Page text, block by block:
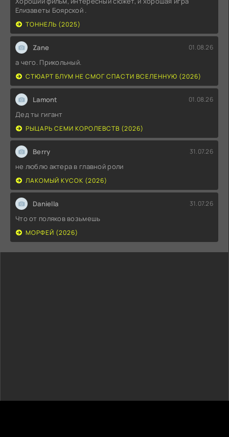
Елизаветы Боярской .
ТОННЕЛЬ (2025)
Zane 01.08.26
а чего. Прикольный.
СТЮАРТ БЛУМ НЕ СМОГ СПАСТИ ВСЕЛЕННУЮ (2026)
Lamont 01.08.26
Дед ты гигант
РЫЦАРЬ СЕМИ КОРОЛЕВСТВ (2026)
Berry 31.07.26
не люблю актера в главной роли
ЛАКОМЫЙ КУСОК (2026)
Daniella 31.07.26
Что от поляков возьмешь
МОРФЕЙ (2026)